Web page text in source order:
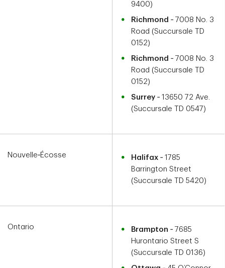
9400)
Richmond ‑ 7008 No. 3
Road (Succursale TD
0152)
Richmond ‑ 7008 No. 3
Road (Succursale TD
0152)
Surrey ‑ 13650 72 Ave.
(Succursale TD 0547)
Nouvelle‑Écosse Halifax ‑ 1785
Barrington Street
(Succursale TD 5420)
Ontario Brampton ‑ 7685
Hurontario Street S
(Succursale TD 0136)